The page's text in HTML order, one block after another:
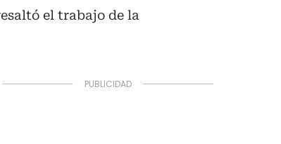
el trabajo de la